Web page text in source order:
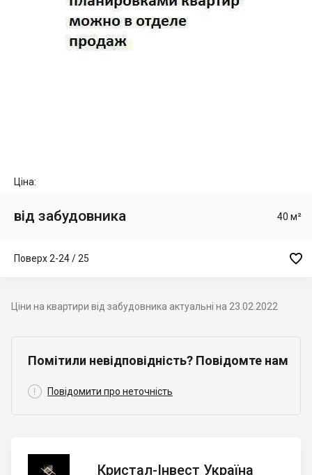
Ціна:
від забудовника 40 м²
Поверх 2-24 / 25 
Ціни на квартири від забудовника актуальні на 23.02.2022
Помітили невідповідність? Повідомте нам
 Повідомити про неточність
Кристал-Інвест Україна